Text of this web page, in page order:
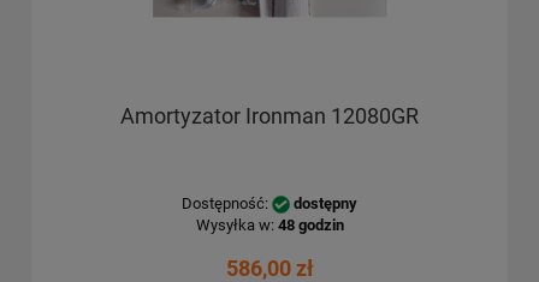
Amortyzator Ironman 12080GR
Dostępność:
dostępny
Wysyłka w: 48 godzin
586,00 zł